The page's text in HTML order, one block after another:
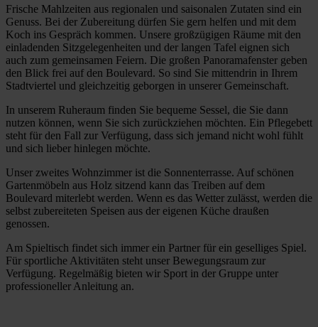
Frische Mahlzeiten aus regionalen und saisonalen Zutaten sind ein
Genuss. Bei der Zubereitung dürfen Sie gern helfen und mit dem
Koch ins Gespräch kommen. Unsere großzügigen Räume mit den
einladenden Sitzgelegenheiten und der langen Tafel eignen sich
auch zum gemeinsamen Feiern. Die großen Panoramafenster geben
den Blick frei auf den Boulevard. So sind Sie mittendrin in Ihrem
Stadtviertel und gleichzeitig geborgen in unserer Gemeinschaft.
In unserem Ruheraum finden Sie bequeme Sessel, die Sie dann
nutzen können, wenn Sie sich zurückziehen möchten. Ein Pflegebett
steht für den Fall zur Verfügung, dass sich jemand nicht wohl fühlt
und sich lieber hinlegen möchte.
Unser zweites Wohnzimmer ist die Sonnenterrasse. Auf schönen
Gartenmöbeln aus Holz sitzend kann das Treiben auf dem
Boulevard miterlebt werden. Wenn es das Wetter zulässt, werden die
selbst zubereiteten Speisen aus der eigenen Küche draußen
genossen.
Am Spieltisch findet sich immer ein Partner für ein geselliges Spiel.
Für sportliche Aktivitäten steht unser Bewegungsraum zur
Verfügung. Regelmäßig bieten wir Sport in der Gruppe unter
professioneller Anleitung an.